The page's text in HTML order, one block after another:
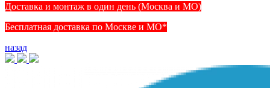
Доставка и монтаж в один день (Москва и МО)
Бесплатная доставка по Москве и МО*
назад